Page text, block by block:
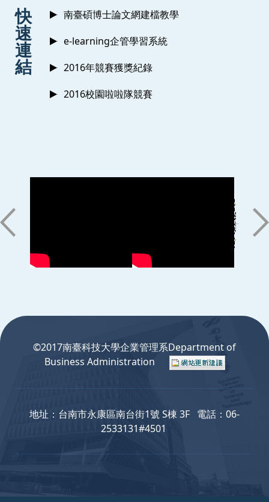
快
速
連
結
南臺碩博士論文網建檔教學
e-learning企管學習系統
2016年競賽獲獎紀錄
2016校園啦啦隊競賽
©2017南臺科技大學企業管理系Department of
Business Administration
地址：台南市永康區南台街1號 S棟 3F 電話：06-
2533131#4501